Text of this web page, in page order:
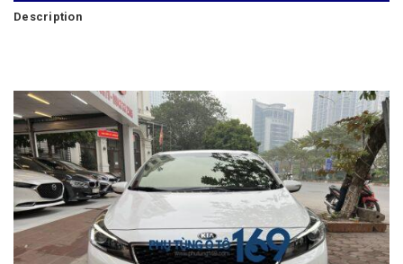
Description